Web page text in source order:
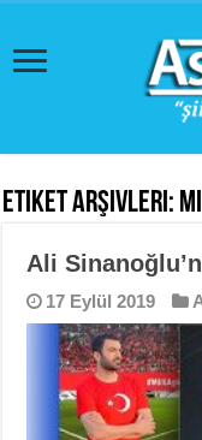
Etiket Arşivleri:
Ali
17 Eylül 2019